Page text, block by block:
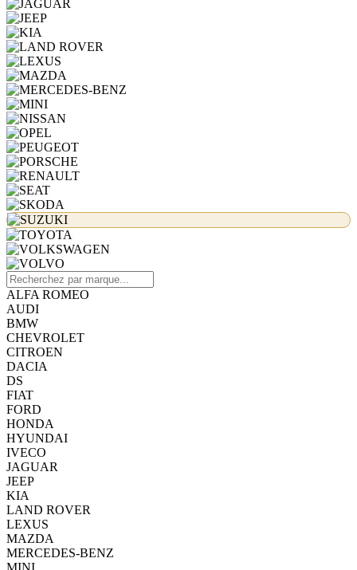
ALFA ROMEO
AUDI
BMW
CHEVROLET
CITROEN
DACIA
DS
FIAT
FORD
HONDA
HYUNDAI
IVECO
JAGUAR
JEEP
KIA
LAND ROVER
LEXUS
MAZDA
MERCEDES-BENZ
MINI